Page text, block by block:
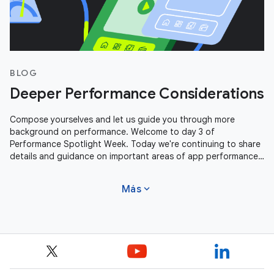
BLOG
Deeper Performance Considerations
Compose yourselves and let us guide you through more
background on performance. Welcome to day 3 of
Performance Spotlight Week. Today we're continuing to share
details and guidance on important areas of app performance.
Más expand_more